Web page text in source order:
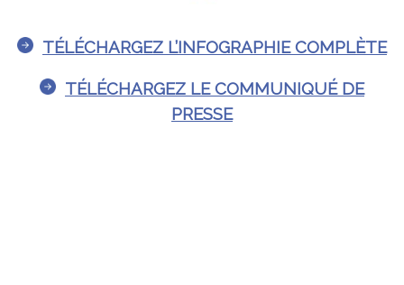
TÉLÉCHARGEZ L’INFOGRAPHIE COMPLÈTE
TÉLÉCHARGEZ LE COMMUNIQUÉ DE
PRESSE